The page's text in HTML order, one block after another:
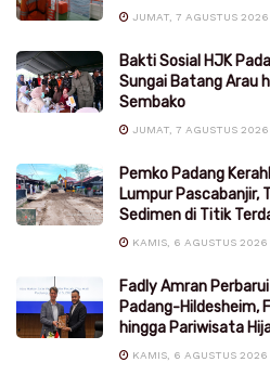
JUMAT, 7 AGUSTUS
Bakti Sosial HJK
Sungai Batang Arau
Sembako
JUMAT, 7 AGUSTUS
Pemko Padang
Lumpur Pascabanjir,
Sedimen di Titik
KAMIS, 6 AGUSTUS
Fadly Amran
Padang-Hildesheim,
hingga Pariwisata
KAMIS, 6 AGUSTUS